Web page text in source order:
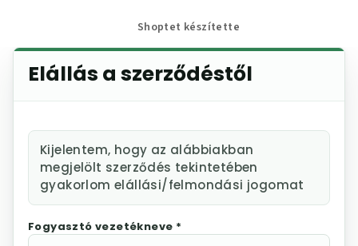
Shoptet készítette
Elállás a szerződéstől
Kijelentem, hogy az alábbiakban
megjelölt szerződés tekintetében
gyakorlom elállási/felmondási jogomat
Fogyasztó vezetékneve *